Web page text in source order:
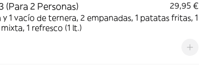
(Para 2 Personas)
29,95 €
y 1 vacío de ternera, 2 empanadas, 1 patatas fritas, 1
1 refresco (1 lt.)